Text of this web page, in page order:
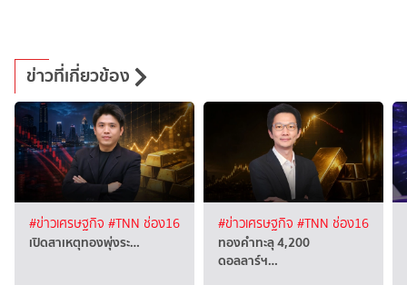
ข่าวที่เกี่ยวข้อง
#ข่าวเศรษฐกิจ #TNN ช่อง16
เปิดสาเหตุทองพุ่งระ…
#ข่าวเศรษฐกิจ #TNN ช่อง16
ทองคำทะลุ 4,200
ดอลลาร์ฯ…